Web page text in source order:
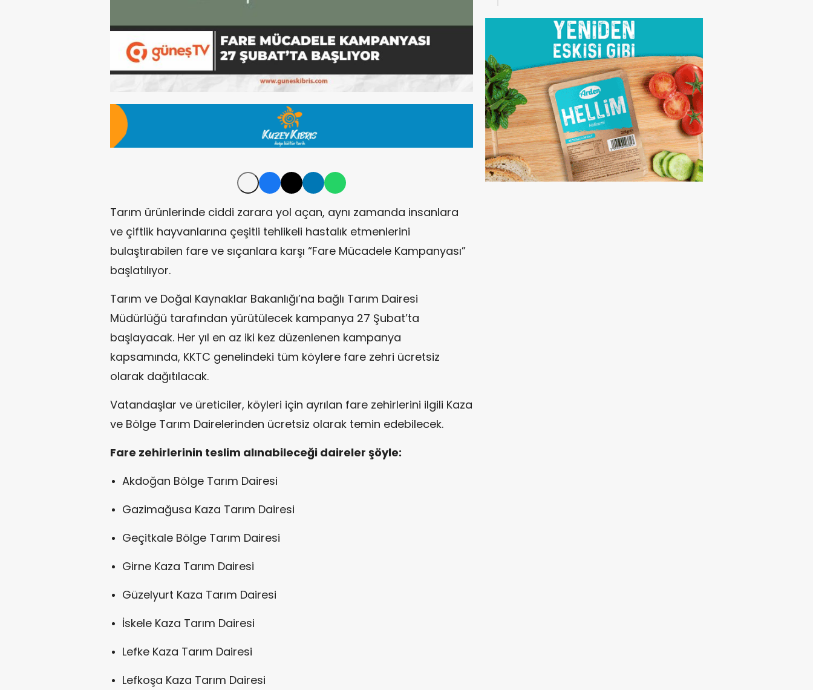
Tarım ürünlerinde ciddi zarara yol açan, aynı zamanda insanlara
ve çiftlik hayvanlarına çeşitli tehlikeli hastalık etmenlerini
bulaştırabilen fare ve sıçanlara karşı “Fare Mücadele Kampanyası”
başlatılıyor.
Tarım ve Doğal Kaynaklar Bakanlığı’na bağlı Tarım Dairesi
Müdürlüğü tarafından yürütülecek kampanya 27 Şubat’ta
başlayacak. Her yıl en az iki kez düzenlenen kampanya
kapsamında, KKTC genelindeki tüm köylere fare zehri ücretsiz
olarak dağıtılacak.
Vatandaşlar ve üreticiler, köyleri için ayrılan fare zehirlerini ilgili Kaza
ve Bölge Tarım Dairelerinden ücretsiz olarak temin edebilecek.
Fare zehirlerinin teslim alınabileceği daireler şöyle:
Akdoğan Bölge Tarım Dairesi
Gazimağusa Kaza Tarım Dairesi
Geçitkale Bölge Tarım Dairesi
Girne Kaza Tarım Dairesi
Güzelyurt Kaza Tarım Dairesi
İskele Kaza Tarım Dairesi
Lefke Kaza Tarım Dairesi
Lefkoşa Kaza Tarım Dairesi